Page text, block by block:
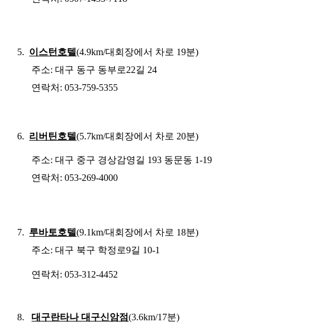
5. 이스턴호텔(4.9km/대회장에서 차로 19분)
주소:대구 동구 동부로22길 24
연락처 : 053-759-5355
6. 리버틴호텔(5.7km/대회장에서 차로 20분)
주소:대구 중구 경상감영길 193 동문동 1-19
연락처 :053-269-4000
7. 루바토호텔(9.1km/대회장에서 차로 18분)
주소:대구 북구 학정로9길 10-1
연락처 :053-312-4452
8. 대구란타나 대구신암점(3.6km/17분)